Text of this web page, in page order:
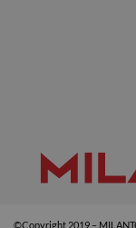
©Copyright 2019 –